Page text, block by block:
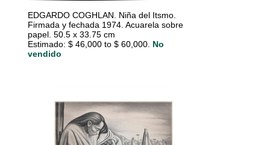
EDGARDO COGHLAN. Niña del Itsmo.
Firmada y fechada 1974. Acuarela sobre
papel. 50.5 x 33.75 cm
Estimado: $ 46,000 to $ 60,000. No
vendido